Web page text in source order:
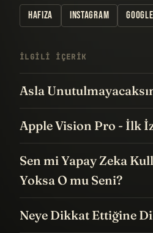
HAFIZA INSTAGRAM GOOGLE
İLGILI IÇERIK
Asla
Apple Vision Pro - İlk
Sen mi Yapay Zeka
Yoksa O mu Seni?
Neye Dikkat Ettiğine